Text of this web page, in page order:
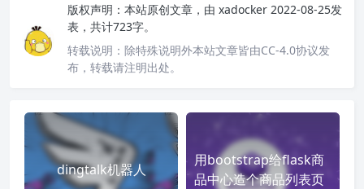
版权声明： 本站原创文章，由 xadocker 2022-08-25发
表，共计723字。
转载说明： 除特殊说明外本站文章皆由CC-4.0协议发
布，转载请注明出处。
dingtalk机器人
用bootstrap给flask商
品中心造个商品列表页